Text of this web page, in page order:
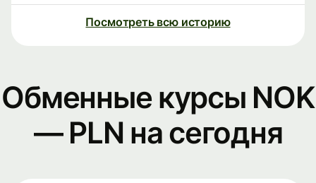
Посмотреть всю историю
Обменные курсы NOK
— PLN на сегодня